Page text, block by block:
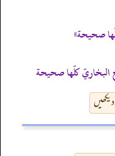
صحيحة»
كلّها صحيحة